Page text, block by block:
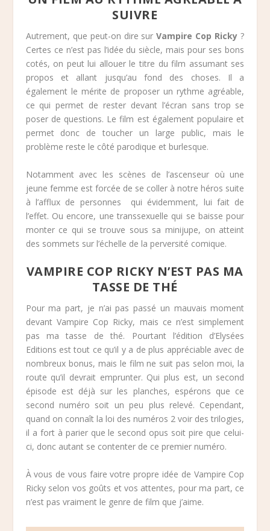
SUIVRE
Autrement, que peut-on dire surVampire Cop Ricky?
Certes ce n’est pas l’idée du siècle, mais pour ses bons
cotés, on peut lui allouer le titre du film assumant ses
propos et allant jusqu’au fond des choses. Il a
également le mérite de proposer un rythme agréable,
ce qui permet de rester devant l’écran sans trop se
poser de questions. Le film est également populaire et
permet donc de toucher un large public, mais le
problème reste le côté parodique et burlesque.
Notamment avec les scènes de l’ascenseur où une
jeune femme est forcée de se coller à notre héros suite
à l’afflux de personnes qui évidemment, lui fait de
l’effet. Ou encore, une transsexuelle qui se baisse pour
monter ce qui se trouve sous sa minijupe, on atteint
des sommets sur l’échelle de la perversité comique.
VAMPIRE COP RICKY N’EST PAS MA
TASSE DE THÉ
Pour ma part, je n’ai pas passé un mauvais moment
devant Vampire Cop Ricky, mais ce n’est simplement
pas ma tasse de thé. Pourtant l’édition d’Elysées
Editions est tout ce qu’il y a de plus appréciable avec de
nombreux bonus, mais le film ne suit pas selon moi, la
route qu’il devrait emprunter. Qui plus est, un second
épisode est déjà sur les planches, espérons que ce
second numéro soit un peu plus relevé. Cependant,
quand on connaît la loi des numéros 2 voir des trilogies,
il a fort à parier que le second opus soit pire que celui-
ci, donc autant se contenter de ce premier numéro.
À vous de vous faire votre propre idée de Vampire Cop
Ricky selon vos goûts et vos attentes, pour ma part, ce
n’est pas vraiment le genre de film que j’aime.